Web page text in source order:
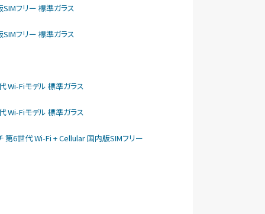
フリー 標準ガラス
フリー 標準ガラス
Wi-Fiモデル 標準ガラス
Wi-Fiモデル 標準ガラス
第6世代 Wi-Fi + Cellular 国内版SIMフリー